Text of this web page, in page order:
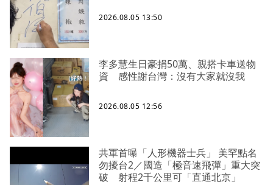
2026.08.05 13:50
李多慧生日豪捐50萬、親搭卡車送物
資 感性謝台灣：沒有大家就沒我
2026.08.05 12:56
共軍首曝「人形機器士兵」 美罕點名
勿擾台2／國造「極音速飛彈」重大突
破 射程2千公里可「直通北京」